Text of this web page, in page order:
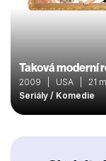
Taková moderní
2009 | USA | 21
Seriály / Komedie